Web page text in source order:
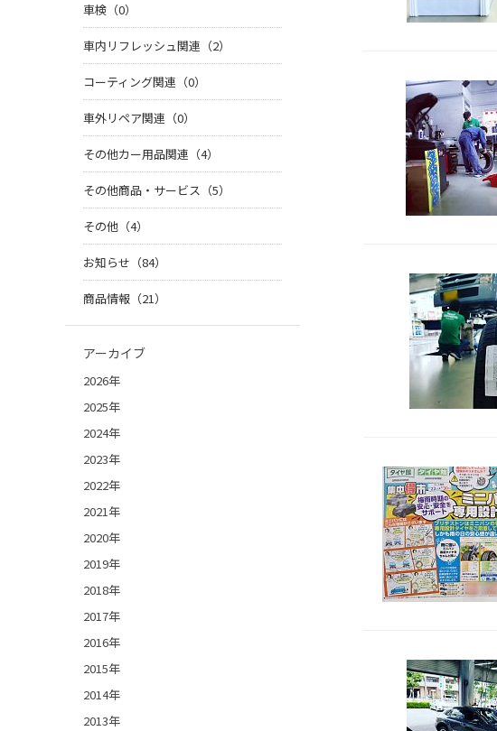
車検（0）
車内リフレッシュ関連（2）
コーティング関連（0）
車外リペア関連（0）
その他カー用品関連（4）
その他商品・サービス（5）
その他（4）
お知らせ（84）
商品情報（21）
アーカイブ
2026年
2025年
2024年
2023年
2022年
2021年
2020年
2019年
2018年
2017年
2016年
2015年
2014年
2013年